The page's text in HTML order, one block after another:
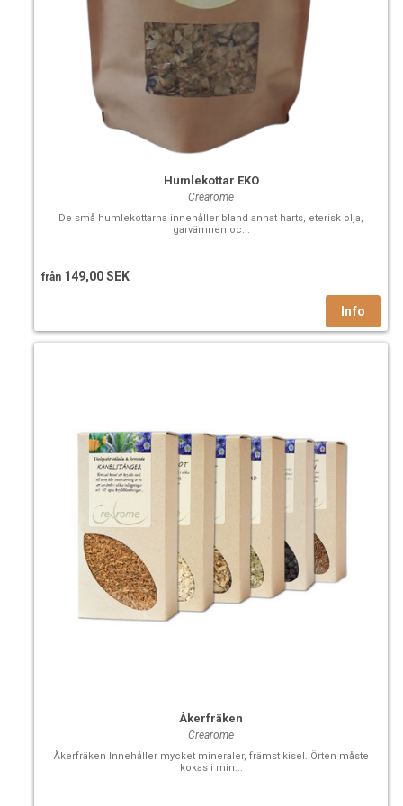
Humlekottar EKO
Crearome
De små humlekottarna innehåller bland annat harts, eterisk olja,
garvämnen oc...
från 149,00 SEK
Åkerfräken
Crearome
Åkerfräken Innehåller mycket mineraler, främst kisel. Örten måste
kokas i min...